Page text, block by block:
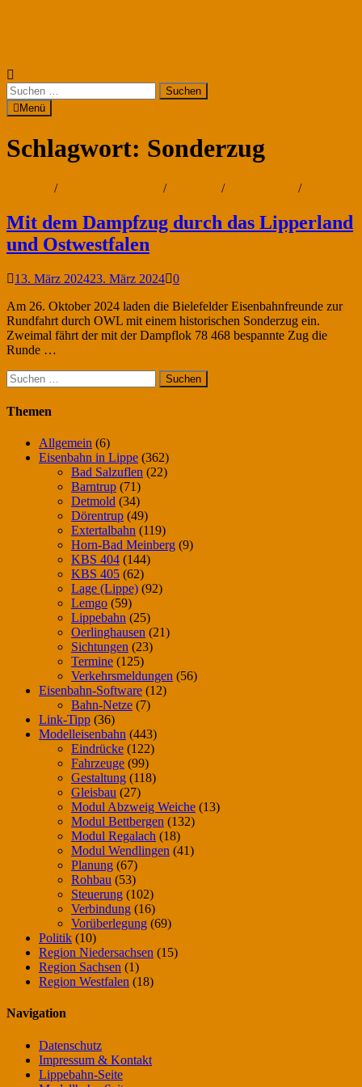
Suchen
nach:Menü
Schlagwort: Sonderzug
/ / / /
Mit dem Dampfzug durch das Lipperland
und Ostwestfalen
13. März 202423. März 2024 0
Am 26. Oktober 2024 laden die Bielefelder Eisenbahnfreunde zur
Rundfahrt durch OWL mit einem historischen Sonderzug ein.
Zweimal fährt der mit der Dampflok 78 468 bespannte Zug die
Runde …
Suchen
nach:
Themen
Allgemein (6)
Eisenbahn in Lippe (362)
Bad Salzuflen (22)
Barntrup (71)
Detmold (34)
Dörentrup (49)
Extertalbahn (119)
Horn-Bad Meinberg (9)
KBS 404 (144)
KBS 405 (62)
Lage (Lippe) (92)
Lemgo (59)
Lippebahn (25)
Oerlinghausen (21)
Sichtungen (23)
Termine (125)
Verkehrsmeldungen (56)
Eisenbahn-Software (12)
Bahn-Netze (7)
Link-Tipp (36)
Modelleisenbahn (443)
Eindrücke (122)
Fahrzeuge (99)
Gestaltung (118)
Gleisbau (27)
Modul Abzweig Weiche (13)
Modul Bettbergen (132)
Modul Regalach (18)
Modul Wendlingen (41)
Planung (67)
Rohbau (53)
Steuerung (102)
Verbindung (16)
Vorüberlegung (69)
Politik (10)
Region Niedersachsen (15)
Region Sachsen (1)
Region Westfalen (18)
Navigation
Datenschutz
Impressum & Kontakt
Lippebahn-Seite